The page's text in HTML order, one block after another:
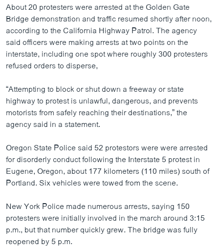
About 20 protesters were arrested at the Golden Gate
Bridge demonstration and traffic resumed shortly after noon,
according to the California Highway Patrol. The agency
said officers were making arrests at two points on the
interstate, including one spot where roughly 300 protesters
refused orders to disperse,
“Attempting to block or shut down a freeway or state
highway to protest is unlawful, dangerous, and prevents
motorists from safely reaching their destinations,” the
agency said in a statement.
Oregon State Police said 52 protestors were were arrested
for disorderly conduct following the Interstate 5 protest in
Eugene, Oregon, about 177 kilometers (110 miles) south of
Portland. Six vehicles were towed from the scene.
New York Police made numerous arrests, saying 150
protesters were initially involved in the march around 3:15
p.m., but that number quickly grew. The bridge was fully
reopened by 5 p.m.